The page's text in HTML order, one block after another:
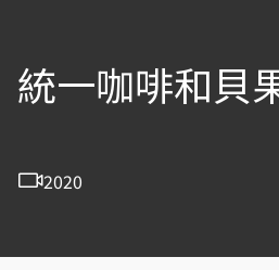
統一咖啡和貝
2020